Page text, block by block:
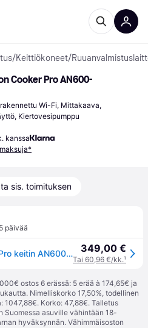
/Keittiökoneet/
Cooker Pro AN600-
Wi-Fi, Mittakaava,
Kiertovesipumppu
kanssa
sis. toimituksen
päivää
Anova Precision Sous Vide Pro keitin AN600EU00 349,00 €
Tai 60,96 €/kk.¹
ostos 6 erässä: 5 erää à 174,65€ ja
Nimelliskorko 17,50%, todellinen
1047,88€. Korko: 47,88€. Talletus
Suomessa asuville vähintään 18-
hyväksynnän. Vähimmäisoston